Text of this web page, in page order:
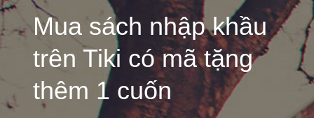
Mua sách nhập khầu
trên Tiki có mã tặng
thêm 1 cuốn